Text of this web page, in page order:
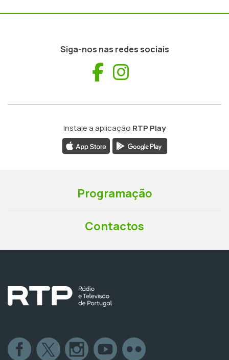
Siga-nos nas redes sociais
Facebook
Instale a aplicação RTP Play
Programação
Contactos